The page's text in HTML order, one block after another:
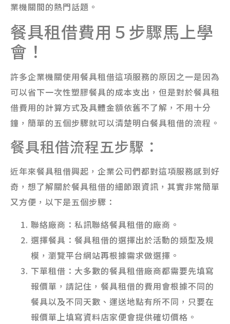
業機關間的熱門話題。
餐具租借費用５步驟馬上學
會！
許多企業機關使用餐具租借這項服務的原因之一是因為
可以省下一次性塑膠餐具的成本支出，但是對於餐具租
借費用的計算方式及具體金額依舊不了解，不用十分
鐘，簡單的五個步驟就可以清楚明白餐具租借的流程。
餐具租借流程五步驟：
近年來餐具租借興起，企業公司們都對這項服務感到好
奇，想了解關於餐具租借的細節跟資訊，其實非常簡單
又方便，以下是五個步驟：
聯絡廠商：私訊聯絡餐具租借的廠商。
選擇餐具：餐具租借的選擇出於活動的類型及規
模，瀏覽平台網站再根據需求做選擇。
下單租借：大多數的餐具租借廠商都需要先填寫
報價單，請記住，餐具租借的費用會根據不同的
餐具以及不同天數、運送地點有所不同，只要在
報價單上填寫資料店家便會提供確切價格。